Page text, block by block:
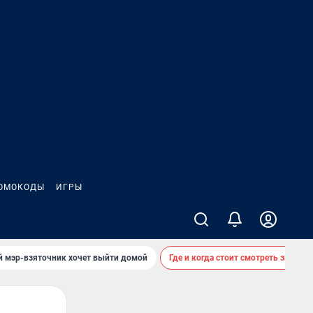
ИГРЫ
мэр-взяточник хочет выйти домой Где и когда стоит смотреть